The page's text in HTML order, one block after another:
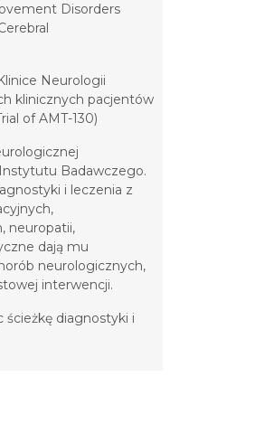
Disorders
Neurologii
klinicznych pacjentów
of AMT-130)
Badawczego.
i leczenia z
neuropatii,
dają mu
neurologicznych,
interwencji.
diagnostyki i